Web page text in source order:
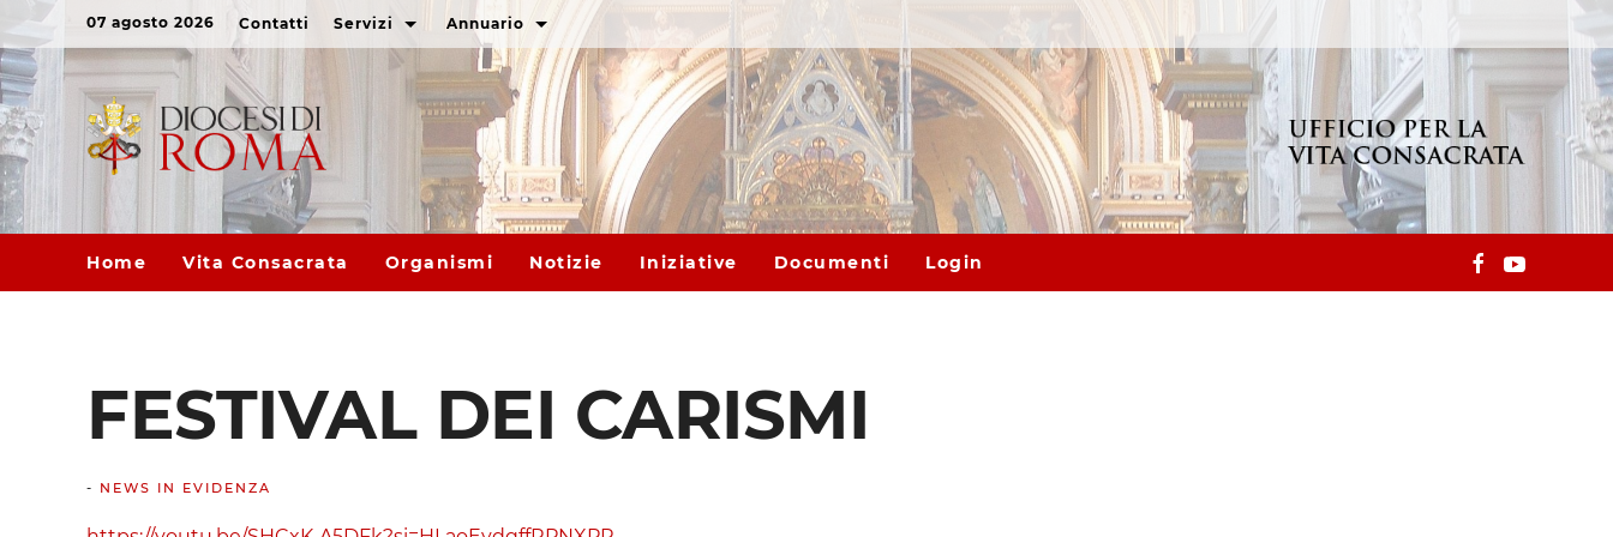
07 agosto 2026 Contatti Servizi Annuario
Home Vita Consacrata Organismi Notizie Iniziative Documenti Login
FESTIVAL DEI CARISMI
- NEWS IN EVIDENZA